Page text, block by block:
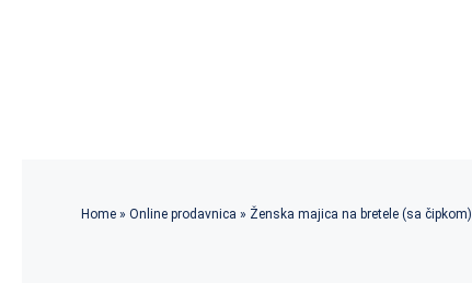
Home» Online prodavnica » Ženska majica na bretele (sa čipkom)